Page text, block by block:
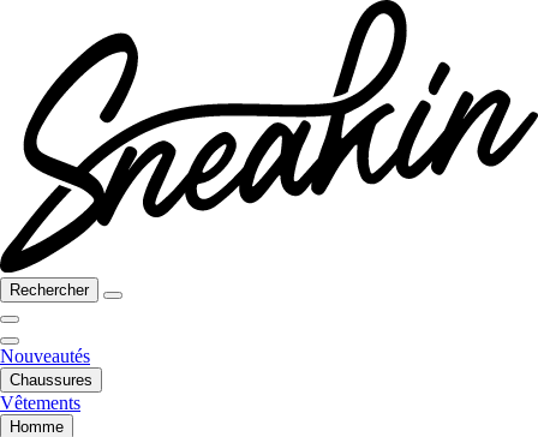
Rechercher
Nouveautés
Chaussures
Vêtements
Homme